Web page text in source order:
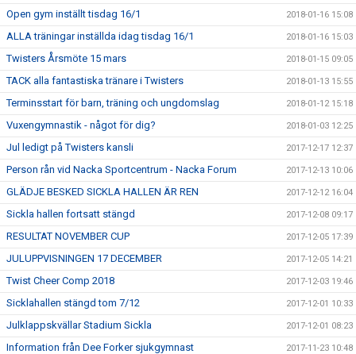
Open gym inställt tisdag 16/1 2018-01-16 15:08
ALLA träningar inställda idag tisdag 16/1 2018-01-16 15:03
Twisters Årsmöte 15 mars 2018-01-15 09:05
TACK alla fantastiska tränare i Twisters 2018-01-13 15:55
Terminsstart för barn, träning och ungdomslag 2018-01-12 15:18
Vuxengymnastik - något för dig? 2018-01-03 12:25
Jul ledigt på Twisters kansli 2017-12-17 12:37
Person rån vid Nacka Sportcentrum - Nacka Forum 2017-12-13 10:06
GLÄDJE BESKED SICKLA HALLEN ÄR REN 2017-12-12 16:04
Sickla hallen fortsatt stängd 2017-12-08 09:17
RESULTAT NOVEMBER CUP 2017-12-05 17:39
JULUPPVISNINGEN 17 DECEMBER 2017-12-05 14:21
Twist Cheer Comp 2018 2017-12-03 19:46
Sicklahallen stängd tom 7/12 2017-12-01 10:33
Julklappskvällar Stadium Sickla 2017-12-01 08:23
Information från Dee Forker sjukgymnast 2017-11-23 10:48